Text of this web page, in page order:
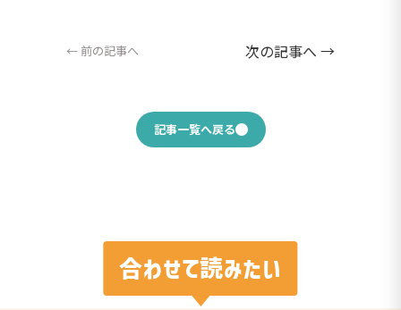
← 前の記事へ 次の記事へ →
記事一覧へ戻る
合わせて読みたい